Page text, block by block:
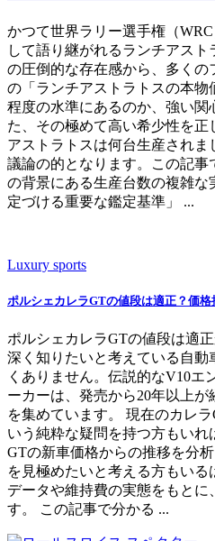
かつて世界ラリー選手権（
して語り継がれるランチアス
の圧倒的な存在感から、多く
の「ランチアストラトスの本
程度の水準にあるのか、強い関
た、その極めて高い希少性を
アストラトスは何台生産され
議論の的となります。この記
の背景にある生産台数の複雑
定づける重要な鑑定基準」 ...
Luxury sports
ポルシェカレラGTの値段は適正？価
ポルシェカレラGTの値段は適
深く知りたいと考えている自
くありません。伝説的なV10エ
ーカーは、発売から20年以上が
を集めています。 現在のカレ
いう純粋な疑問を持つ方もいれ
GTの新車価格からの推移を分
を見極めたいと考える方もい
データや維持費の実態をもとに
す。 この記事で分かる ...